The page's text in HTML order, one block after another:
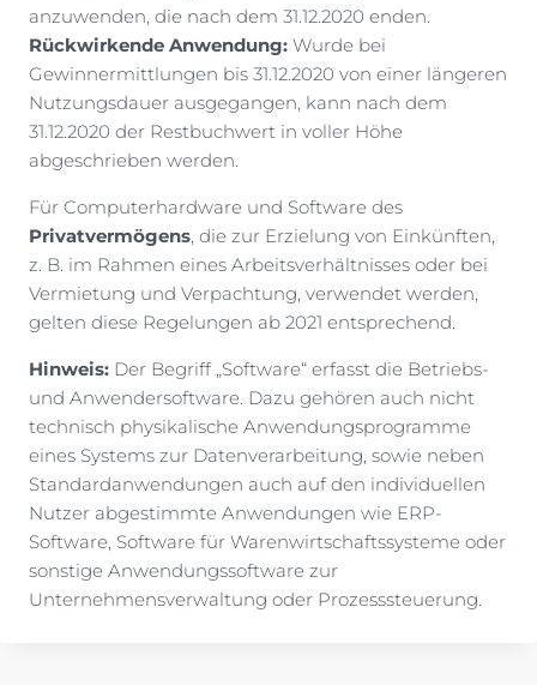
anzuwenden, die nach dem 31.12.2020 enden.
Rückwirkende Anwendung: Wurde bei
Gewinnermittlungen bis 31.12.2020 von einer längeren
Nutzungsdauer ausgegangen, kann nach dem
31.12.2020 der Restbuchwert in voller Höhe
abgeschrieben werden.
Für Computerhardware und Software des
Privatvermögens , die zur Erzielung von Einkünften,
z. B. im Rahmen eines Arbeitsverhältnisses oder bei
Vermietung und Verpachtung, verwendet werden,
gelten diese Regelungen ab 2021 entsprechend.
Hinweis: Der Begriff „Software“ erfasst die Betriebs-
und Anwendersoftware. Dazu gehören auch nicht
technisch physikalische Anwendungsprogramme
eines Systems zur Datenverarbeitung, sowie neben
Standardanwendungen auch auf den individuellen
Nutzer abgestimmte Anwendungen wie ERP-
Software, Software für Warenwirtschaftssysteme oder
sonstige Anwendungssoftware zur
Unternehmensverwaltung oder Prozesssteuerung.